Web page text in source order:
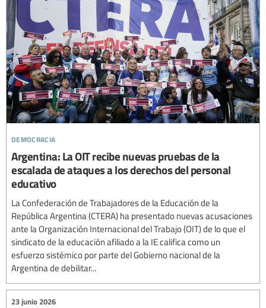
democracia
Argentina: La OIT recibe nuevas pruebas de la
escalada de ataques a los derechos del personal
educativo
La Confederación de Trabajadores de la Educación de la
República Argentina (CTERA) ha presentado nuevas acusaciones
ante la Organización Internacional del Trabajo (OIT) de lo que el
sindicato de la educación afiliado a la IE califica como un
esfuerzo sistémico por parte del Gobierno nacional de la
Argentina de debilitar...
23 junio 2026